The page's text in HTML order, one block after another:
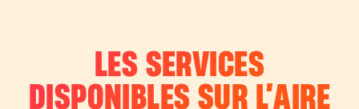
LES SERVICES
DISPONIBLES SUR L’AIRE